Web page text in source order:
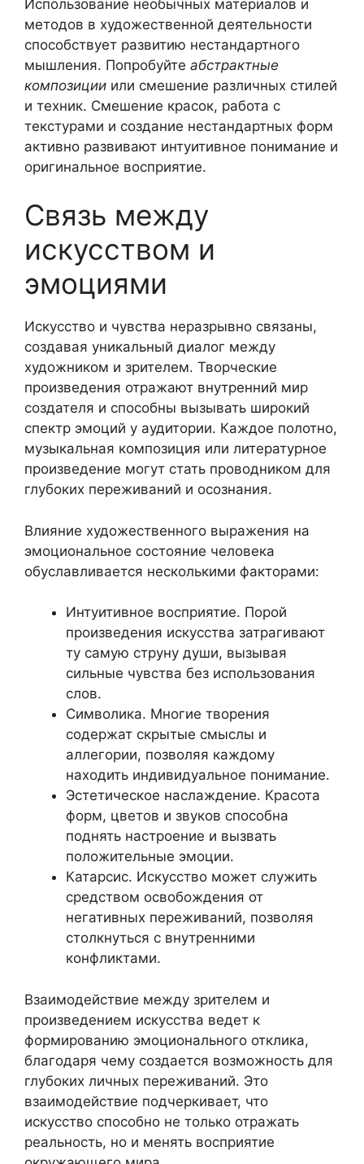
Использование необычных материалов и
методов в художественной деятельности
способствует развитию нестандартного
мышления. Попробуйте абстрактные
композиции или смешение различных стилей
и техник. Смешение красок, работа с
текстурами и создание нестандартных форм
активно развивают интуитивное понимание и
оригинальное восприятие.
Связь между
искусством и
эмоциями
Искусство и чувства неразрывно связаны,
создавая уникальный диалог между
художником и зрителем. Творческие
произведения отражают внутренний мир
создателя и способны вызывать широкий
спектр эмоций у аудитории. Каждое полотно,
музыкальная композиция или литературное
произведение могут стать проводником для
глубоких переживаний и осознания.
Влияние художественного выражения на
эмоциональное состояние человека
обуславливается несколькими факторами:
Интуитивное восприятие. Порой
произведения искусства затрагивают
ту самую струну души, вызывая
сильные чувства без использования
слов.
Символика. Многие творения
содержат скрытые смыслы и
аллегории, позволяя каждому
находить индивидуальное понимание.
Эстетическое наслаждение. Красота
форм, цветов и звуков способна
поднять настроение и вызвать
положительные эмоции.
Катарсис. Искусство может служить
средством освобождения от
негативных переживаний, позволяя
столкнуться с внутренними
конфликтами.
Взаимодействие между зрителем и
произведением искусства ведет к
формированию эмоционального отклика,
благодаря чему создается возможность для
глубоких личных переживаний. Это
взаимодействие подчеркивает, что
искусство способно не только отражать
реальность, но и менять восприятие